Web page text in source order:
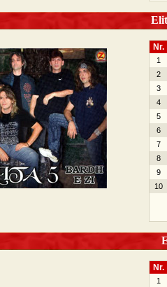
Nr.
1
2
3
4
5
6
7
8
9
10
Nr.
1